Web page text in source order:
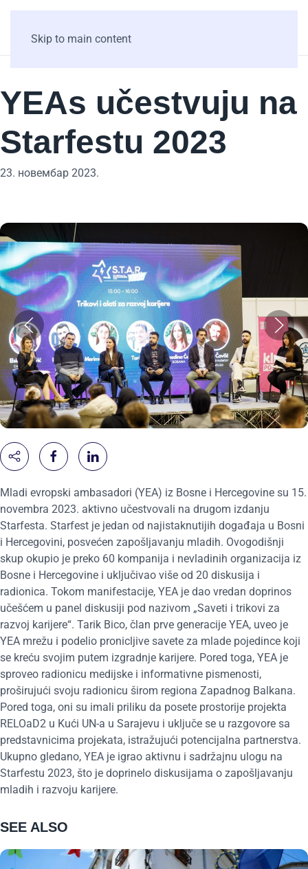
Skip to main content
YEAs učestvuju na
Starfestu 2023
23. новембар 2023.
Mladi evropski ambasadori (YEA) iz Bosne i Hercegovine su 15.
novembra 2023. aktivno učestvovali na drugom izdanju
Starfesta. Starfest je jedan od najistaknutijih događaja u Bosni
i Hercegovini, posvećen zapošljavanju mladih. Ovogodišnji
skup okupio je preko 60 kompanija i nevladinih organizacija iz
Bosne i Hercegovine i uključivao više od 20 diskusija i
radionica. Tokom manifestacije, YEA je dao vredan doprinos
učešćem u panel diskusiji pod nazivom „Saveti i trikovi za
razvoj karijere“. Tarik Bico, član prve generacije YEA, uveo je
YEA mrežu i podelio pronicljive savete za mlade pojedince koji
se kreću svojim putem izgradnje karijere. Pored toga, YEA je
sproveo radionicu medijske i informativne pismenosti,
proširujući svoju radionicu širom regiona Zapadnog Balkana.
Pored toga, oni su imali priliku da posete prostorije projekta
RELOaD2 u Kući UN-a u Sarajevu i uključe se u razgovore sa
predstavnicima projekata, istražujući potencijalna partnerstva.
Ukupno gledano, YEA je igrao aktivnu i sadržajnu ulogu na
Starfestu 2023, što je doprinelo diskusijama o zapošljavanju
mladih i razvoju karijere.
SEE ALSO